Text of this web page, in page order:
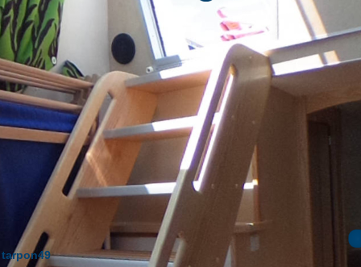
tarpon49